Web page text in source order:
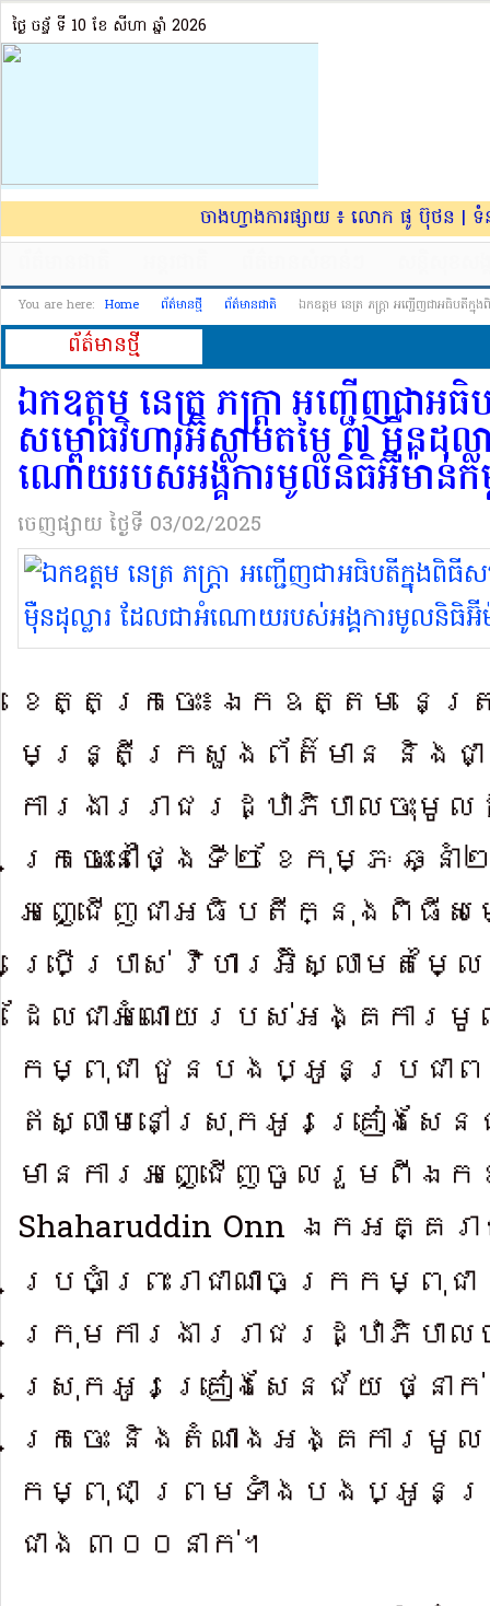
ថ្ងៃ ចន្ទ័ ទី 10​ ខែ សីហា ឆ្នាំ 2026
ចាងហ្វាងការផ្សាយ ៖ លោក ផូ ប៊ុថន |
You are here: Home ព័ត៌មានថ្មី ព័ត៌មានជាតិ ឯកឧត្តម នេត្រ ភក្ត្រា អញ្ជើញជាអធិបតីក្
ព័ត៌មាន​ថ្មី
ឯកឧត្តម នេត្រ ភក្ត្រា អញ្ជើញជាអ
សម្ពោធវិហារអ៊ិស្លាមតម្លៃ ៧ ម៉ឺនដុល្
ណោ​យរ​បស់​អង្គការមូ​លនិធិអ៊ី​ម៉ាន់កម្
ចេញផ្សាយ ថ្ងៃទី 03/02/2025
ខេត្តក្រចេះ៖ឯកឧ​ត្តម នេ
មន្ត្រីក្រសួ​ងព័ត៌មាន និង​ជ
ការងា​ររាជរដ្ឋាភិ​បាល​ចុះមូ​
ក្រចេះ​នៅថ្ងៃទី២ ខែកុម្ភៈ ឆ្ន
អញ្ជើញជាអធិបតីក្នុងពិធីស
ប្រើ​ប្រាស់ ​វិហា​រអ៊ិស្លាមតម្
ដែ​លជាអំ​ណោយរបស់​អង្គការ
កម្ពុជា ជូនប​ងប្អូន​ប្រ​ជា
ឥស្លាមនៅ​ស្រុកអូរគ្រៀងសែន​
មានការអញ្ជើញ​ចូល​រួម​ពីឯ
Shaharuddin Onn ឯកអគ្គរា
ប្រចាំព្រះរាជាណាចក្រកម្ពុជ
ក្រុម​ការងាររាជ​រដ្ឋាភិបាល
ស្រុកអូ​រគ្រៀងសែនជ័យ ថ្នាក់
ក្រចេះ និងតំណា​ងអង្គការមូ
កម្ពុជា ព្រមទាំងបងប្អូន
ជាង ៣០​០នាក់។